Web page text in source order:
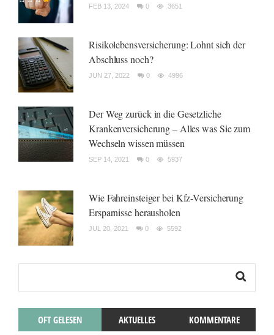
FEB 13, 2024 0 3651
Risikolebensversicherung: Lohnt sich der
Abschluss noch?
JUN 27, 2022 0 4996
Der Weg zurück in die Gesetzliche
Krankenversicherung – Alles was Sie zum
Wechseln wissen müssen
SEP 14, 2021 0 5937
Wie Fahreinsteiger bei Kfz-Versicherung
Ersparnisse herausholen
JUL 20, 2021 0 5592
OFT GELESEN AKTUELLES KOMMENTARE